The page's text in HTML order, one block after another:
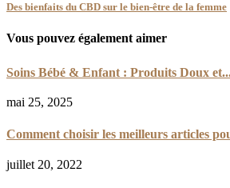
Des bienfaits du CBD sur le bien-être de la femme
Vous pouvez également aimer
Soins Bébé & Enfant : Produits Doux
mai 25, 2025
Comment choisir les meilleurs articles
juillet 20, 2022